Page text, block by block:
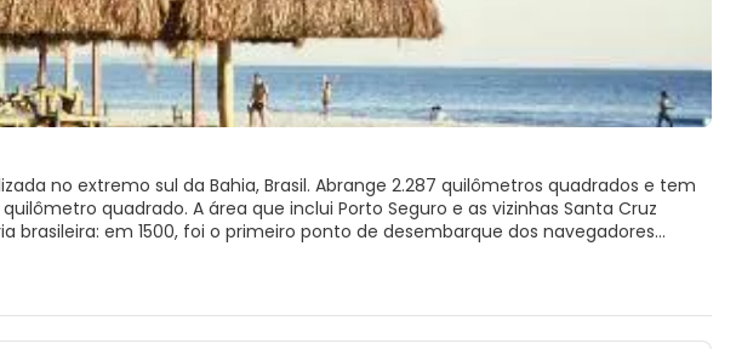
no extremo sul da Bahia, Brasil. Abrange 2.287 quilômetros quadrados e tem
quadrado. A área que inclui Porto Seguro e as vizinhas Santa Cruz
brasileira: em 1500, foi o primeiro ponto de desembarque dos navegadores